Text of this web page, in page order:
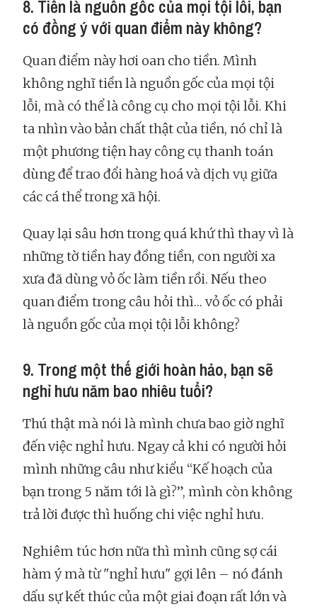
8. Tiền là nguồn gốc của mọi tội lỗi, bạn
có đồng ý với quan điểm này không?
Quan điểm này hơi oan cho tiền. Mình
không nghĩ tiền là nguồn gốc của mọi tội
lỗi, mà có thể là công cụ cho mọi tội lỗi. Khi
ta nhìn vào bản chất thật của tiền, nó chỉ là
một phương tiện hay công cụ thanh toán
dùng để trao đổi hàng hoá và dịch vụ giữa
các cá thể trong xã hội.
Quay lại sâu hơn trong quá khứ thì thay vì là
những tờ tiền hay đồng tiền, con người xa
xưa đã dùng vỏ ốc làm tiền rồi. Nếu theo
quan điểm trong câu hỏi thì… vỏ ốc có phải
là nguồn gốc của mọi tội lỗi không?
9. Trong một thế giới hoàn hảo, bạn sẽ
nghỉ hưu năm bao nhiêu tuổi?
Thú thật mà nói là mình chưa bao giờ nghĩ
đến việc nghỉ hưu. Ngay cả khi có người hỏi
mình những câu như kiểu “Kế hoạch của
bạn trong 5 năm tới là gì?”, mình còn không
trả lời được thì huống chi việc nghỉ hưu.
Nghiêm túc hơn nữa thì mình cũng sợ cái
hàm ý mà từ "nghỉ hưu" gợi lên – nó đánh
dấu sự kết thúc của một giai đoạn rất lớn và